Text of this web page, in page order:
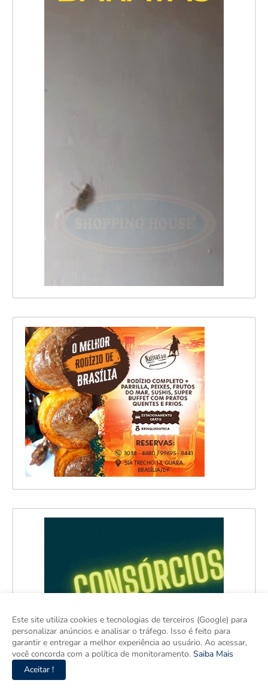
Este site utiliza cookies e tecnologias de terceiros (Google) para
personalizar anúncios e analisar o tráfego. Isso é feito para
garantir e entregar a melhor experiência ao usuário. Ao acessar,
você concorda com a política de monitoramento. Saiba Mais
Aceitar !